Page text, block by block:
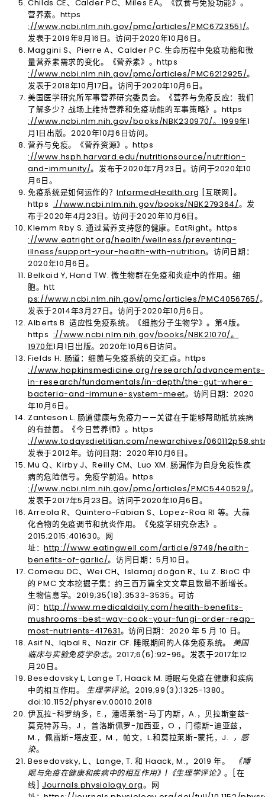
Childs CE、Calder PC、Miles EA。《饮食与免疫功能》。
营养素。https
://www.ncbi.nlm.nih.gov/pmc/articles/PMC6723551/。
发表于2019年8月16日。访问于2020年10月6日。
Maggini S、Pierre A、Calder PC. 生命历程中免疫功能和微
量营养素需求的变化。《营养素》。https
://www.ncbi.nlm.nih.gov/pmc/articles/PMC6212925/。
发表于2018年10月17日。访问于2020年10月6日。
美国医学研究所军事营养研究委员会。《营养与免疫反应：我们
了解多少？战场上维持营养和免疫功能的军事策略》。https
://www.ncbi.nlm.nih.gov/books/NBK230970/。1999年1
月1日出版。2020年10月6日访问。
营养与免疫。《营养资源》。https
://www.hsph.harvard.edu/nutritionsource/nutrition-
and-immunity/。发布于2020年7月23日。访问于2020年10
月6日。
免疫系统是如何运作的？InformedHealth.org [互联网]。
https ://www.ncbi.nlm.nih.gov/books/NBK279364/。发
布于2020年4月23日。访问于2020年10月6日。
Klemm Rby S. 通过营养支持您的健康。EatRight。https
://www.eatright.org/health/wellness/preventing-
illness/support-your-health-with-nutrition。访问日期：
2020年10月6日。
Belkaid Y, Hand TW. 微生物群在免疫和炎症中的作用。细
胞。htt
ps://www.ncbi.nlm.nih.gov/pmc/articles/PMC4056765/
发表于2014年3月27日。访问于2020年10月6日。
Alberts B. 适应性免疫系统。《细胞分子生物学》。第4版。
https ://www.ncbi.nlm.nih.gov/books/NBK21070/。
1970年1月1日出版。2020年10月6日访问。
Fields H. 肠道：细菌与免疫系统的交汇点。https
://www.hopkinsmedicine.org/research/advancements-
in-research/fundamentals/in-depth/the-gut-where-
bacteria-and-immune-system-meet。访问日期：2020
年10月6日。
Zanteson L. 肠道健康与免疫力——关键在于能够帮助抵抗疾病
的有益菌。《今日营养师》。https
://www.todaysdietitian.com/newarchives/
发表于2012年。访问日期：2020年10月6日。
Mu Q、Kirby J、Reilly CM、Luo XM. 肠漏作为自身免疫性疾
病的危险信号。免疫学前沿。https
://www.ncbi.nlm.nih.gov/pmc/articles/PMC5440529/。
发表于2017年5月23日。访问于2020年10月6日。
Arreola R、Quintero-Fabian S、Lopez-Roa RI 等。大蒜
化合物的免疫调节和抗炎作用。《免疫学研究杂志》。
2015;2015:401630。网
址：http://www.eatingwell.com/article/9749/health-
benefits-of-garlic/。访问日期：5月10日。
Comeau DC、Wei CH、Islamaj doğan R、Lu Z. BioC 中
的 PMC 文本挖掘子集：约三百万篇全文文章且数量不断增长。
生物信息学。2019;35(18):3533-3535。可访
问：http://www.medicaldaily.com/health-benefits-
mushrooms-best-way-cook-your-fungi-order-reap-
most-nutrients-417631。访问日期：2020 年 5 月 10 日。
Asif N、Iqbal R、Nazir CF. 睡眠期间的人体免疫系统。 美国
临床与实验免疫学杂志。2017;6(6):92-96。发表于2017年12
月20日。
Besedovsky L, Lange T, Haack M. 睡眠与免疫在健康和疾病
中的相互作用。生理学评论。2019;99(3):1325-1380。
doi:10.1152/physrev.00010.2018
伊瓦拉-科罗纳多，E.，潘塔莱翁-马丁内斯，A.，贝拉斯奎兹-
莫克特苏马，J.，普洛斯佩罗-加西亚，O.，门德斯-迪亚兹，
M.，佩雷斯-塔皮亚，M.，帕文，L.和莫拉莱斯-蒙托，J. ，感
染。
Besedovsky, L.、Lange, T. 和 Haack, M.，2019 年。
《睡
眠与免疫在健康和疾病中的相互作用》|《生理学评论》。[在
线] Journals.physiology.org。网